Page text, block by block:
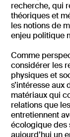
recherche, qui
théoriques et
les notions de
enjeu politique
Comme
considérer les
physiques et
s’intéresse
matériaux qui
relations que
entretiennent
écologique des